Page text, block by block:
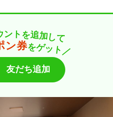
ント を追加して
ン券をゲッ ト ／
友だち追加